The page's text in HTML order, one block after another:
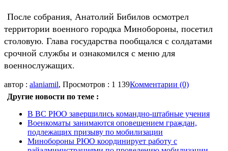
После собрания, Анатолий Бибилов осмотрел
территории военного городка Минобороны, посетил
столовую. Глава государства пообщался с солдатами
срочной службы и ознакомился с меню для
военнослужащих.
автор : alaniamil, Просмотров : 1 139Комментарии (0)
Другие новости по теме :
В ВС РЮО завершились командно-штабные учения
Военкоматы занимаются оповещением граждан,
подлежащих призыву по мобилизации
Минобороны РЮО координирует работу с